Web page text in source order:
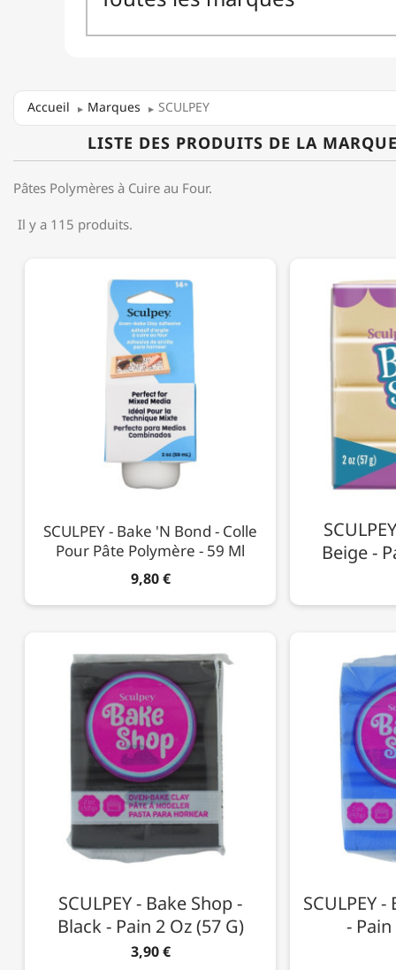
Accueil Marques SCULPEY
LISTE DES PRODUITS DE LA
Pâtes Polymères à Cuire au Four.
Il y a 115 produits.
SCULPEY - Bake 'n Bond - Colle
Pour Pâte Polymère - 59 Ml
9,80 €
Beige -
SCULPEY - Bake Shop -
Black - Pain 2 Oz (57 G)
3,90 €
SCULPEY
- Pain